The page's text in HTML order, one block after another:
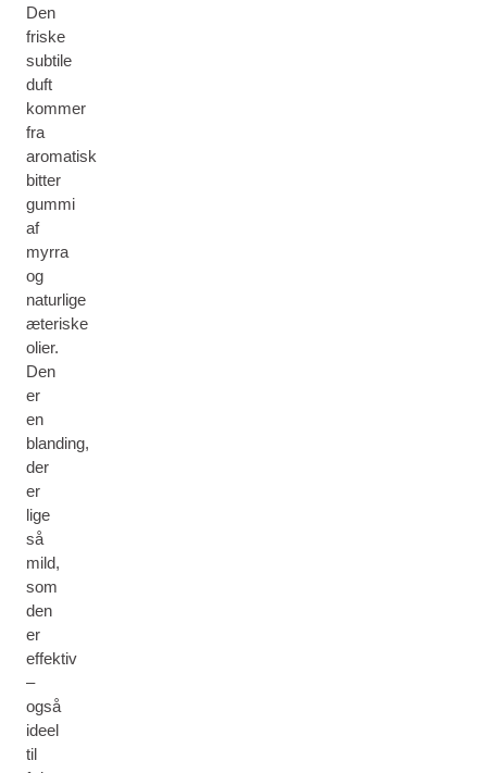
Den
friske
subtile
duft
kommer
fra
aromatisk
bitter
gummi
af
myrra
og
naturlige
æteriske
olier.
Den
er
en
blanding,
der
er
lige
så
mild,
som
den
er
effektiv
–
også
ideel
til